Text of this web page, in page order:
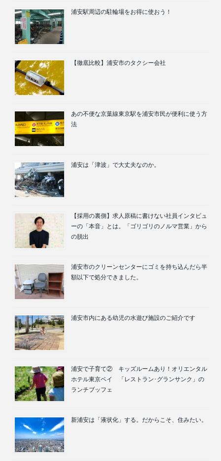
浦安駅周辺の駐輪場をお得に使おう！
【徹底比較】浦安市のタクシー会社
あの不便な京葉線東京駅を浦安市民が便利に使う方
法
浦安は「津波」で大丈夫なのか。
【採用の裏側】求人原稿に書けない社員インタビュ
ーの「本音」とは。「ゴリゴリのノルマ営業」から
の脱出
浦安市のクリーンセンターにゴミを持ち込んだら半
額以下で処分できました。
浦安市内にある幼児の水遊び施設のご紹介です
浦安で子育て② キッズルームあり！オリエンタル
ホテル東京ベイ 「レストラン･グランサンク」の
ランチブッフェ
新浦安は「液状化」する。だからこそ、住みたい。